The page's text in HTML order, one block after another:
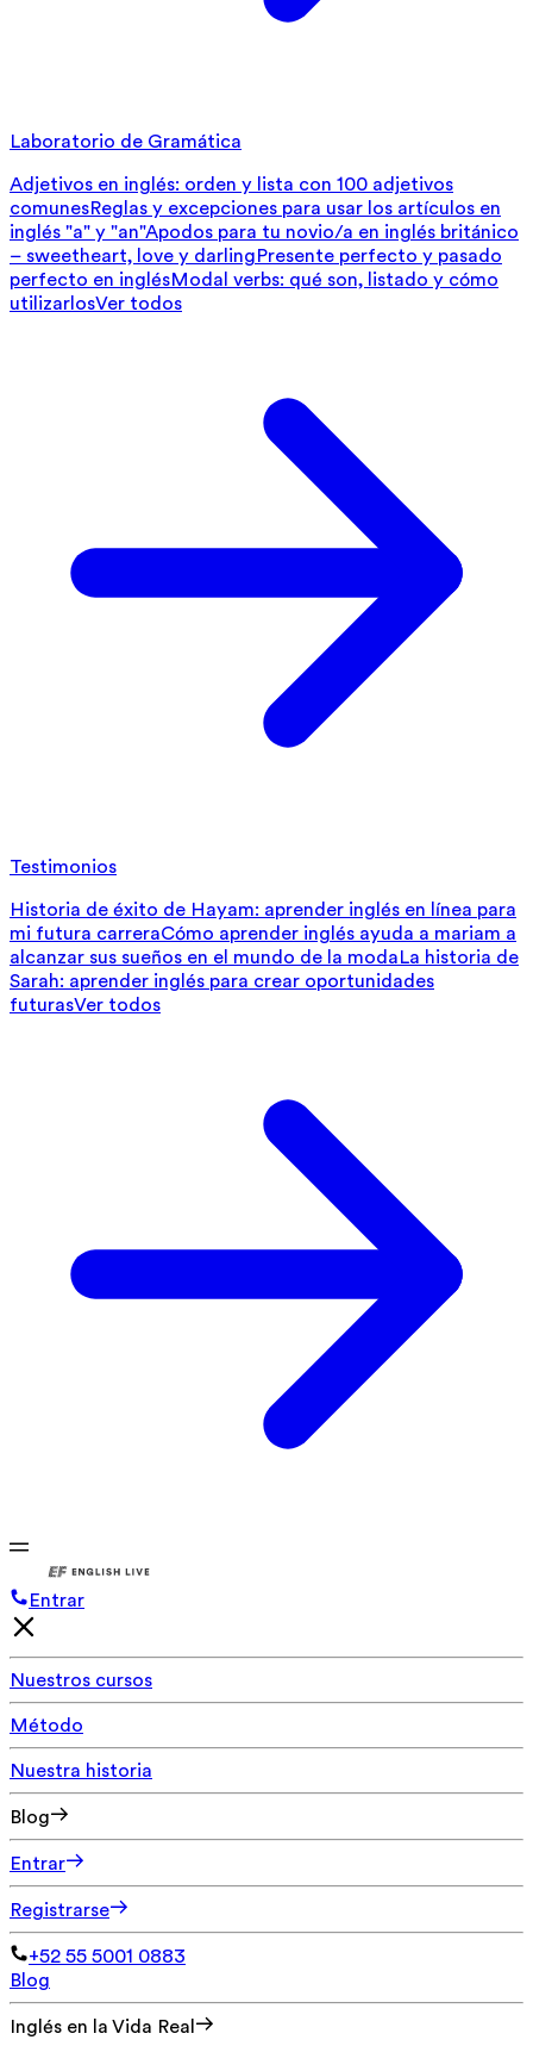
Laboratorio de Gramática
Adjetivos en inglés: orden y lista con 100 adjetivos
comunesReglas y excepciones para usar los artículos en
inglés "a" y "an"Apodos para tu novio/a en inglés británico
– sweetheart, love y darlingPresente perfecto y pasado
perfecto en inglésModal verbs: qué son, listado y cómo
utilizarlosVer todos
Testimonios
Historia de éxito de Hayam: aprender inglés en línea para
mi futura carreraCómo aprender inglés ayuda a mariam a
alcanzar sus sueños en el mundo de la modaLa historia de
Sarah: aprender inglés para crear oportunidades
futurasVer todos
Entrar
Nuestros cursos
Método
Nuestra historia
Blog
Entrar
Registrarse
+52 55 5001 0883
Blog
Inglés en la Vida Real